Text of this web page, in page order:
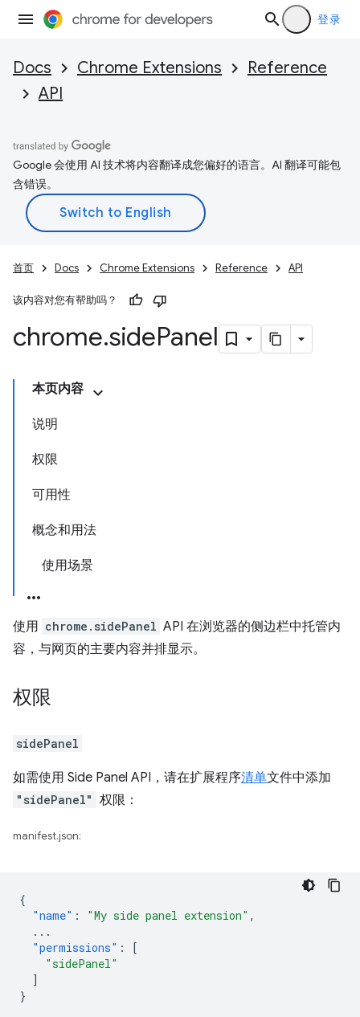
登录
Docs Chrome Extensions
Reference
API
Google 会使用 AI 技术将内容翻译成您偏好的语言。AI 翻译可能包
含错误。
首页 Docs Chrome Extensions Reference API
该内容对您有帮助吗？
chrome.sidePanel
本页内容
说明
权限
可用性
概念和用法
使用场景
使用 chrome.sidePanel API 在浏览器的侧边栏中托管内
容，与网页的主要内容并排显示。
权限
sidePanel
如需使用 Side Panel API，请在扩展程序清单文件中添加
"sidePanel" 权限：
manifest.json:
{
"name" : "My side panel extension" ,
...
"permissions" :
[
"sidePanel"
]
}